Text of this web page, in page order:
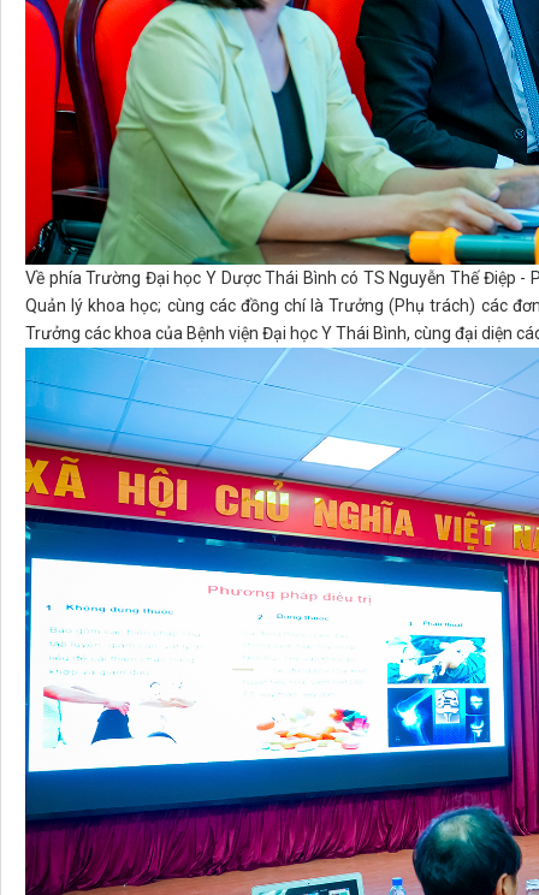
Về phía Trường Đại học Y Dược Thái Bình có TS Nguyễn Thế Điệp
Quản lý khoa học; cùng các đồng chí là Trưởng (Phụ trách) các
Trưởng các khoa của Bệnh viện Đại học Y Thái Bình, cùng đại diện